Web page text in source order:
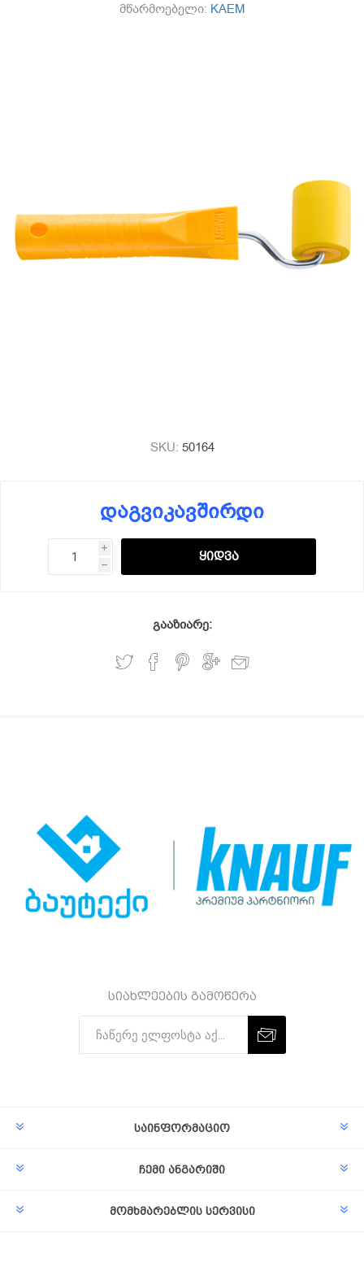
მწარმოებელი: KAEM
SKU: 50164
დაგვიკავშირდი
i
h
გააზიარე:
სიახლეების გამოწერა
საინფორმაციო
ჩემი ანგარიში
მომხმარებლის სერვისი